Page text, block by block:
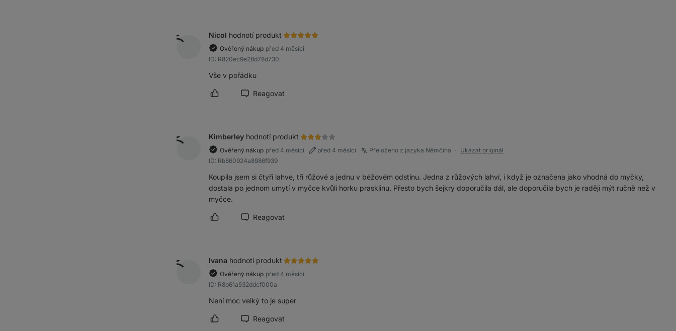
Nicol hodnotí produkt
Ověřený nákup před 4 měsíci
ID: R820ec9e28d78d730
Vše v pořádku
Označit recenzi jako přínosnou
Reagovat
Kimberley hodnotí produkt
Ověřený nákup před 4 měsíci před 4 měsíci Přeloženo z jazyka Němčina ●
Ukázat originál
ID: Rb860924a8986f939
Koupila jsem si čtyři lahve, tři růžové a jednu v béžovém odstínu. Jedna z růžových lahví, i když je označena jako vhodná do myčky,
dostala po jednom umytí v myčce kvůli horku prasklinu. Přesto bych šejkry doporučila dál, ale doporučila bych je raději mýt ručně než v
myčce.
Označit recenzi jako přínosnou
Reagovat
Ivana hodnotí produkt
Ověřený nákup před 4 měsíci
ID: R8b61a532ddcf000a
Není moc velký to je super
Označit recenzi jako přínosnou
Reagovat